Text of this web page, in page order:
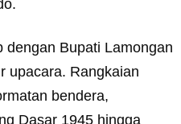
dengan Bupati Lamongan
upacara. Rangkaian
bendera,
Dasar 1945 hingga